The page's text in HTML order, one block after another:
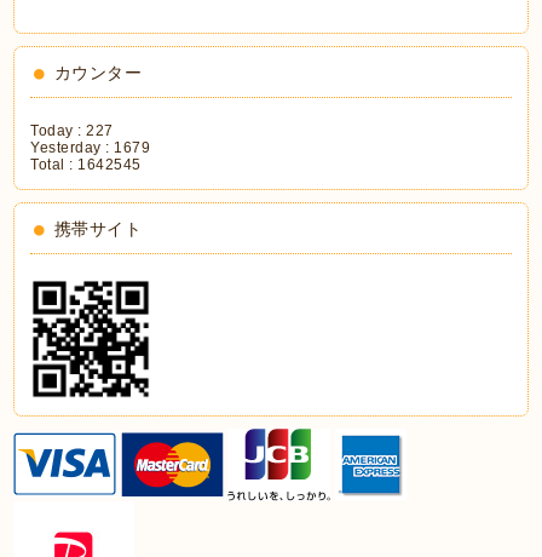
カウンター
Today :227
Yesterday : 1679
Total : 1642545
携帯サイト